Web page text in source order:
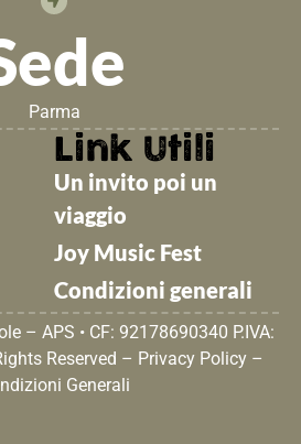
Parma
Link Utili
Un invito poi un
viaggio
Joy Music Fest
Condizioni generali
– APS • CF: 92178690340 P.IVA:
Reserved – Privacy Policy–
Generali